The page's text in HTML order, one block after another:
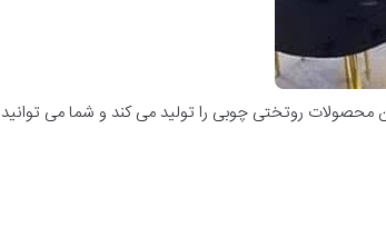
محصولات روتختی چوبی را تولید می کند و شما می توانید